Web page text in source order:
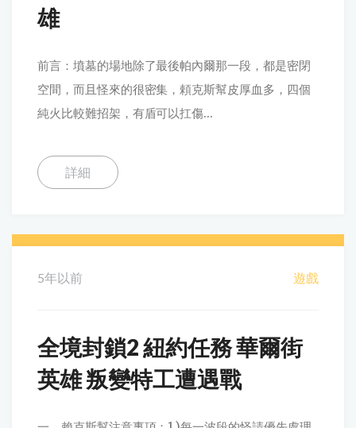
雄
前言：墳墓的場地除了最後帕內爾那一段，都是密閉
空間，而且怪來的很密集，頼克斯幫皮厚血多，四個
純火比較難招架，有盾可以扛傷...
詳細
5年以前 遊戲
全境封鎖2 紐約任務 華爾街
英雄 叛變特工遭遇戰